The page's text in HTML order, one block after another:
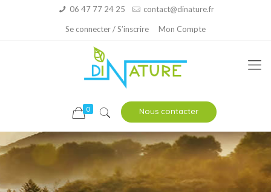
06 47 77 24 25 contact@dinature.fr
Se connecter / S’inscrire Mon Compte
0 Nous contacter